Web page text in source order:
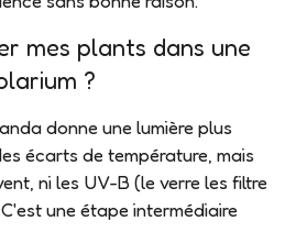
mes plants dans une
?
donne une lumière plus
écarts de température, mais
ni les UV-B (le verre les filtre
une étape intermédiaire